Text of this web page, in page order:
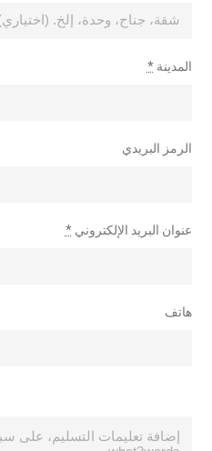
المدينة*
الرمز البريدي
عنوان البريد الإلكتروني*
هاتف